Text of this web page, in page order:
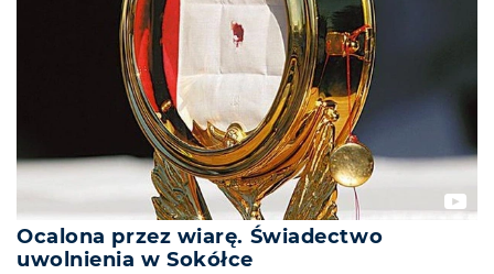
Ocalona przez wiarę. Świadectwo
uwolnienia w Sokółce